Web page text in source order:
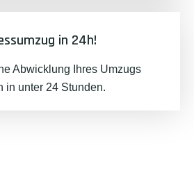
in 24h!
Abwicklung Ihres Umzugs
in unter 24 Stunden.